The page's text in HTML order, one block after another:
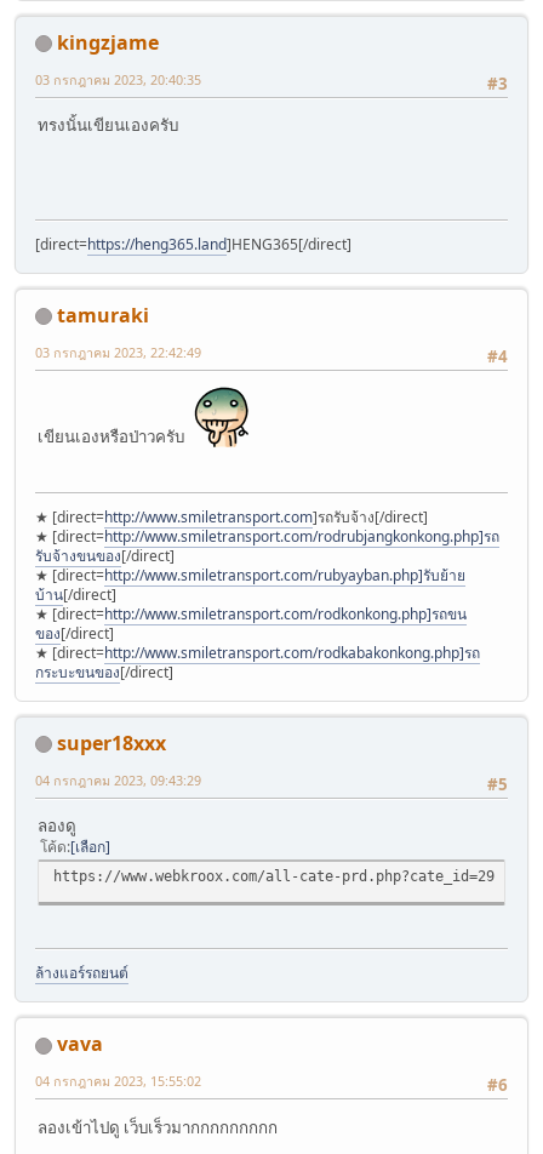
kingzjame
#3
03 กรกฎาคม 2023, 20:40:35
ทรงนั้นเขียนเองครับ
[direct=https://heng365.land]HENG365[/direct]
tamuraki
#4
03 กรกฎาคม 2023, 22:42:49
เขียนเองหรือป่าวครับ
★ [direct=http://www.smiletransport.com]รถรับจ้าง[/direct]
★ [direct=http://www.smiletransport.com/rodrubjangkonkong.php]รถ
รับจ้างขนของ[/direct]
★ [direct=http://www.smiletransport.com/rubyayban.php]รับย้าย
บ้าน[/direct]
★ [direct=http://www.smiletransport.com/rodkonkong.php]รถขน
ของ[/direct]
★ [direct=http://www.smiletransport.com/rodkabakonkong.php]รถ
กระบะขนของ[/direct]
super18xxx
#5
04 กรกฎาคม 2023, 09:43:29
ลองดู
โค้ด เลือก
https://www.webkroox.com/all-cate-prd.php?cate_id=29
ล้างแอร์รถยนต์
vava
#6
04 กรกฎาคม 2023, 15:55:02
ลองเข้าไปดู เว็บเร็วมากกกกกกกกก